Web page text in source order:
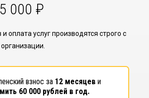
000 ₽
оплата услуг производятся строго с
взнос за 12 месяцеви
60 000 рублей в год.